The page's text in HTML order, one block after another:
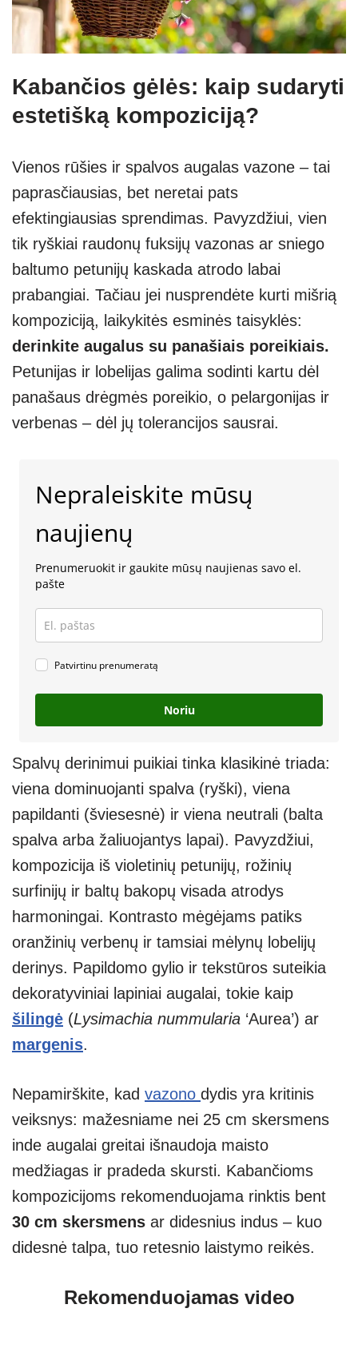
Kabančios gėlės: kaip sudaryti
estetišką kompoziciją?
Vienos rūšies ir spalvos augalas vazone – tai
paprasčiausias, bet neretai pats
efektingiausias sprendimas. Pavyzdžiui, vien
tik ryškiai raudonų fuksijų vazonas ar sniego
baltumo petunijų kaskada atrodo labai
prabangiai. Tačiau jei nusprendėte kurti mišrią
kompoziciją, laikykitės esminės taisyklės:
derinkite augalus su panašiais poreikiais.
Petunijas ir lobelijas galima sodinti kartu dėl
panašaus drėgmės poreikio, o pelargonijas ir
verbenas – dėl jų tolerancijos sausrai.
Nepraleiskite mūsų
naujienų
Prenumeruokit ir gaukite mūsų naujienas savo el.
pašte
Patvirtinu prenumeratą
Noriu
Spalvų derinimui puikiai tinka klasikinė triada:
viena dominuojanti spalva (ryški), viena
papildanti (šviesesnė) ir viena neutrali (balta
spalva arba žaliuojantys lapai). Pavyzdžiui,
kompozicija iš violetinių petunijų, rožinių
surfinijų ir baltų bakopų visada atrodys
harmoningai. Kontrasto mėgėjams patiks
oranžinių verbenų ir tamsiai mėlynų lobelijų
derinys. Papildomo gylio ir tekstūros suteikia
dekoratyviniai lapiniai augalai, tokie kaip
šilingė (Lysimachia nummularia ‘Aurea’) ar
margenis.
Nepamirškite, kad vazono dydis yra kritinis
veiksnys: mažesniame nei 25 cm skersmens
inde augalai greitai išnaudoja maisto
medžiagas ir pradeda skursti. Kabančioms
kompozicijoms rekomenduojama rinktis bent
30 cm skersmens ar didesnius indus – kuo
didesnė talpa, tuo retesnio laistymo reikės.
Rekomenduojamas video